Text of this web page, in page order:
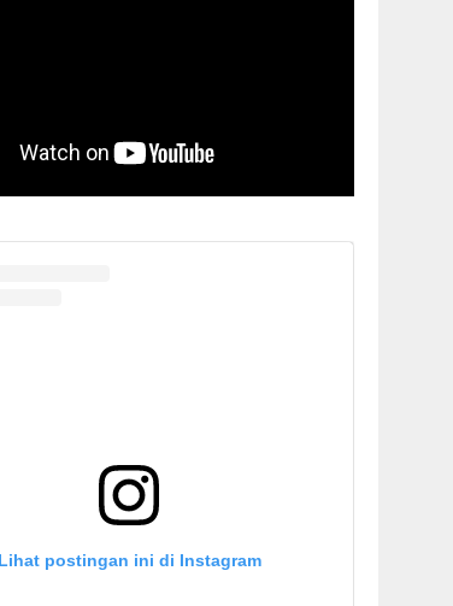
Lihat postingan ini di Instagram